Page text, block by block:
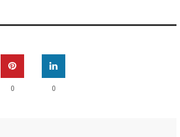
0 0